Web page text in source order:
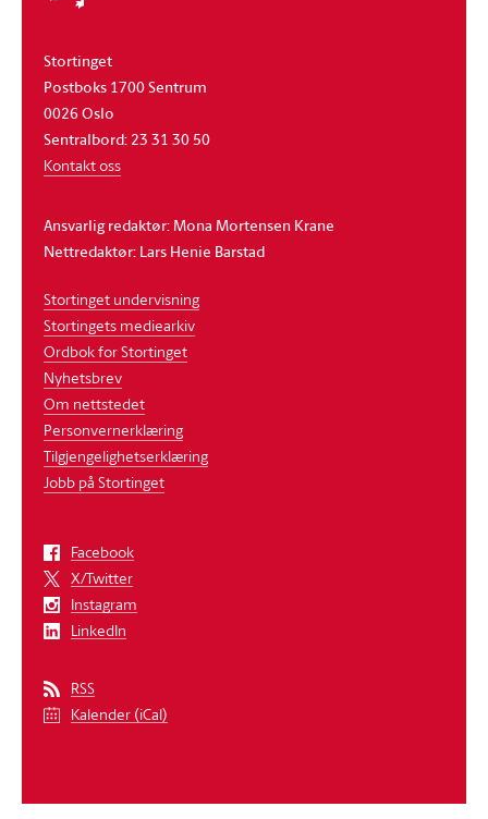
Stortinget
Postboks 1700 Sentrum
0026 Oslo
Sentralbord: 23 31 30 50
Kontakt oss
Ansvarlig redaktør: Mona Mortensen Krane
Nettredaktør: Lars Henie Barstad
Stortinget undervisning
Stortingets mediearkiv
Ordbok for Stortinget
Nyhetsbrev
Om nettstedet
Personvernerklæring
Tilgjengelighetserklæring
Jobb på Stortinget
Facebook
X/Twitter
Instagram
LinkedIn
RSS
Kalender (iCal)